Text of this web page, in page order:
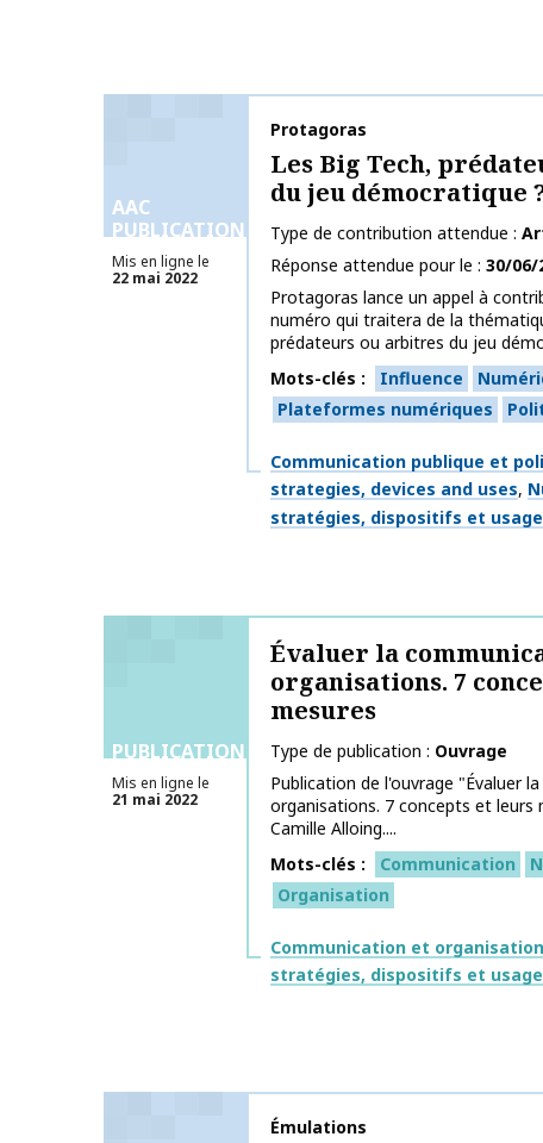
AAC
PUBLICATIONS
Mis en ligne le
22 mai 2022
Nom de la publication
Protagoras
Les Big Tech,
du jeu démocratique
Type de contribution attendue
Réponse attendue pour le
30/06/
Protagoras lance un appel à
numéro qui traitera de la
prédateurs ou arbitres du jeu
Mots-clés
Influence
Plateformes numériques
Thématiques
Communication publique et
strategies, devices and uses
stratégies, dispositifs et
PUBLICATIONS
Mis en ligne le
21 mai 2022
Évaluer la
organisations. 7
mesures
Type de publication
Ouvrage
Publication de l'ouvrage "Évaluer
organisations. 7 concepts et leurs
Camille Alloing....
Mots-clés
Communication
Organisation
Thématiques
Communication et
stratégies, dispositifs et
Nom de la publication
Émulations